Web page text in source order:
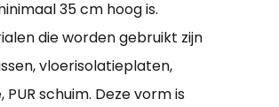
35 cm hoog is.
die worden gebruikt zijn
vloerisolatieplaten,
schuim. Deze vorm is